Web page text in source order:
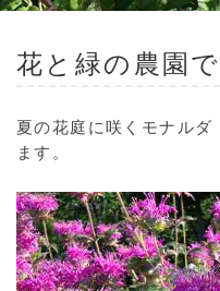
花と緑の農園
夏の花庭に咲くモナル
ます。